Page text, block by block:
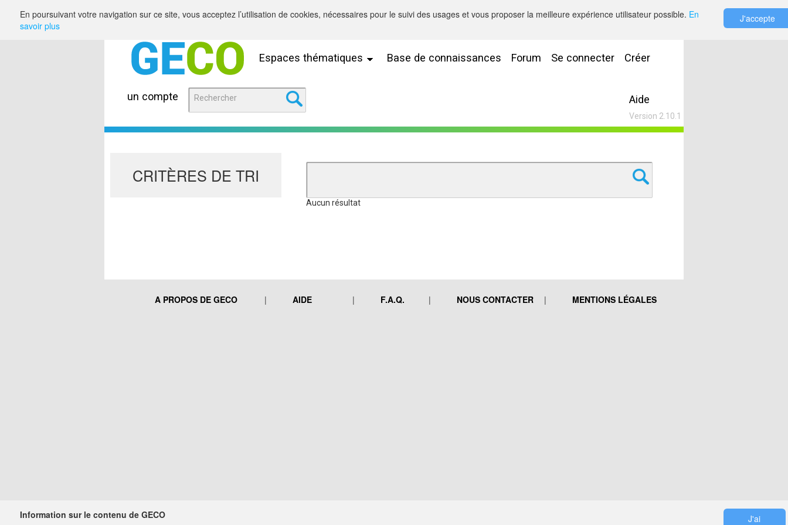
Espaces thématiques Base de connaissances Forum Se connecter Créer
un compte Aide
Version 2.10.1
CRITÈRES DE TRI
Aucun résultat
A PROPOS DE GECO AIDE F.A.Q. NOUS CONTACTER MENTIONS LÉGALES
En poursuivant votre navigation sur ce site, vous acceptez l’utilisation de cookies, nécessaires pour le suivi des usages et vous proposer la meilleure expérience utilisateur possible. En
savoir plus
J'accepte
Information sur le contenu de GECO
J'ai